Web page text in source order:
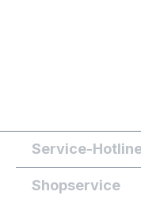
Service-
Shopservice